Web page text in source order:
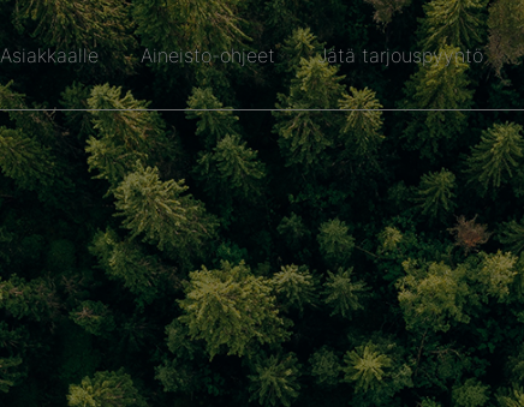
Asiakkaalle Aineisto-ohjeet Jätä tarjouspyyntö